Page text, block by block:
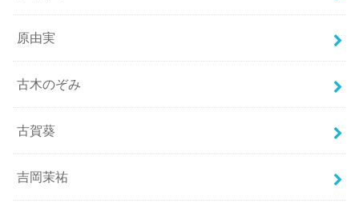
原由実
古木のぞみ
古賀葵
吉岡茉祐